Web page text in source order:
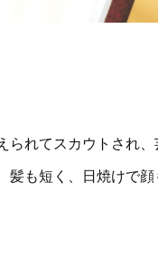
れてスカウトされ
も短く、日焼けで